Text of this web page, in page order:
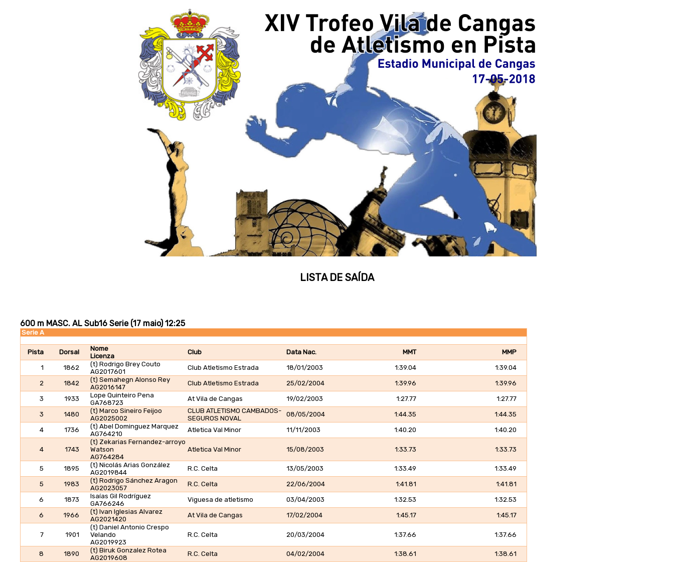
LISTA DE SAÍDA
Serie A
Pista Dorsal
Nome
Licenza
Club Data Nac. MMT MMP
1 1862
(t) Rodrigo Brey Couto
AG2017601
Club Atletismo Estrada 18/01/2003 1:39.04 1:39.04
2 1842
(t) Semahegn Alonso Rey
AG2016147
Club Atletismo Estrada 25/02/2004 1:39.96 1:39.96
3 1933
Lope Quinteiro Pena
GA768723
At Vila de Cangas 19/02/2003 1:27.77 1:27.77
3 1480
(t) Marco Sineiro Feijoo
AG2025002
CLUB ATLETISMO CAMBADOS-
SEGUROS NOVAL
08/05/2004 1:44.35 1:44.35
4 1736
(t) Abel Dominguez Marquez
AG764210
Atletica Val Minor 11/11/2003 1:40.20 1:40.20
4 1743
(t) Zekarias Fernandez-arroyo
Watson
AG764284
Atletica Val Minor 15/08/2003 1:33.73 1:33.73
5 1895
(t) Nicolás Arias González
AG2019844
R.C. Celta 13/05/2003 1:33.49 1:33.49
5 1983
(t) Rodrigo Sánchez Aragon
AG2023057
R.C. Celta 22/06/2004 1:41.81 1:41.81
6 1873
Isaías Gil Rodríguez
GA766246
Viguesa de atletismo 03/04/2003 1:32.53 1:32.53
6 1966
(t) Ivan Iglesias Alvarez
AG2021420
At Vila de Cangas 17/02/2004 1:45.17 1:45.17
7 1901
(t) Daniel Antonio Crespo
Velando
AG2019923
R.C. Celta 20/03/2004 1:37.66 1:37.66
8 1890
(t) Biruk Gonzalez Rotea
AG2019608
R.C. Celta 04/02/2004 1:38.61 1:38.61
600 m MASC. AL Sub16 Serie (17 maio) 12:25